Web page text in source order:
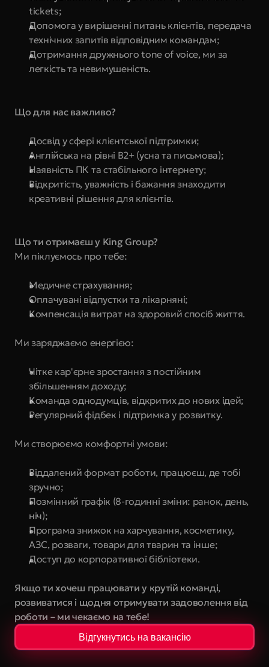
tickets;
Допомога у вирішенні питань клієнтів, передача
технічних запитів відповідним командам;
Дотримання дружнього tone of voice, ми за
легкість та невимушеність.
Що для нас важливо?
Досвід у сфері клієнтської підтримки;
Англійська на рівні B2+ (усна та письмова);
Наявність ПК та стабільного інтернету;
Відкритість, уважність і бажання знаходити
креативні рішення для клієнтів.
Що ти отримаєш у King Group?
Ми піклуємось про тебе:
Медичне страхування;
Оплачувані відпустки та лікарняні;
Компенсація витрат на здоровий спосіб життя.
Ми заряджаємо енергією:
Чітке кар'єрне зростання з постійним
збільшенням доходу;
Команда однодумців, відкритих до нових ідей;
Регулярний фідбек і підтримка у розвитку.
Ми створюємо комфортні умови:
Віддалений формат роботи, працюєш, де тобі
зручно;
Позмінний графік (8-годинні зміни: ранок, день,
ніч);
Програма знижок на харчування, косметику,
АЗС, розваги, товари для тварин та інше;
Доступ до корпоративної бібліотеки.
Якщо ти хочеш працювати у крутій команді,
розвиватися і щодня отримувати задоволення від
роботи – ми чекаємо на тебе!
Відгукнутись на вакансію